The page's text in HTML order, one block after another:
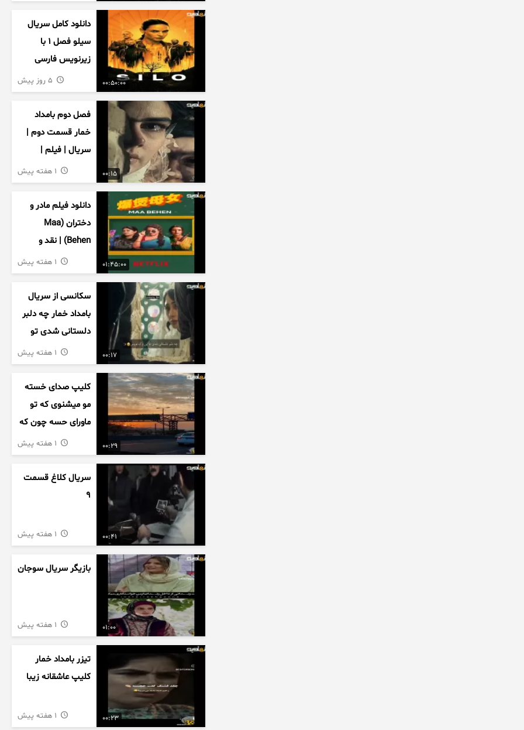
00:50:00
دانلود کامل سریال
سیلو فصل ۱ با
زیرنویس فارسی
00:15
فصل دوم بامداد
خمار قسمت دوم |
سریال | فیلم |
نمایش خانگی |
محبوبه | سینمایی
01:45:00
دانلود فیلم مادر و
دختران (Maa
Behen) | نقد و
بررسی درام خانوادگی
هندی
00:17
سکانسی از سریال
بامداد خمار چه دلبر
دلستانی شدی تو
این بزک عروس..
00:29
کلیپ صدای خسته
مو میشنوی که تو
ماورای حسه چون که
داریم می رسیم به
اخرای قصه
00:41
سریال کلاغ قسمت
9
01:00
بازیگر سریال سوجان
00:23
تیزر بامداد خمار
کلیپ عاشقانه زیبا